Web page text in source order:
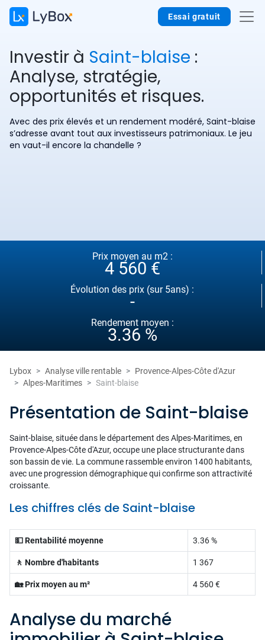
Essai gratuit
Investir à Saint-blaise :
Analyse, stratégie,
opportunités et risques.
Avec des prix élevés et un rendement modéré, Saint-blaise
s’adresse avant tout aux investisseurs patrimoniaux. Le jeu
en vaut-il encore la chandelle ?
Prix moyen au m2 :
4 560 €
Évolution des prix (sur 5ans) :
-
Rendement moyen :
3.36 %
Lybox Analyse ville rentable
Provence-Alpes-Côte d'Azur
Alpes-Maritimes
Saint-blaise
Présentation de Saint-blaise
Saint-blaise, située dans le département des Alpes-Maritimes, en
Provence-Alpes-Côte d'Azur, occupe une place structurante dans
son bassin de vie. La commune rassemble environ 1400 habitants,
avec une progression démographique qui confirme son attractivité
croissante.
Les chiffres clés de Saint-blaise
💵 Rentabilité moyenne 3.36 %
🚶 Nombre d'habitants 1 367
🏡 Prix moyen au m² 4 560 €
Analyse du marché